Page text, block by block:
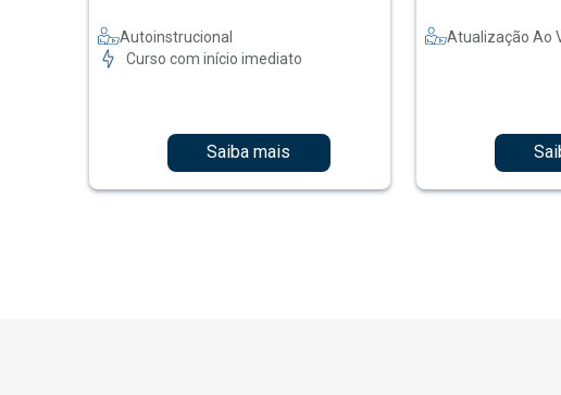
Autoinstrucional
Curso com início imediato
Saiba mais
Atualização Ao